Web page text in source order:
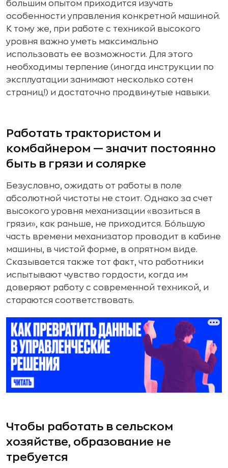
большим опытом приходится изучать
особенности управления конкретной машиной.
К тому же, при работе с техникой высокого
уровня важно уметь максимально
использовать ее возможности. Для этого
необходимы терпение (иногда инструкции по
эксплуатации занимают несколько сотен
страниц!) и достаточно продвинутые навыки.
Работать трактористом и
комбайнером — значит постоянно
быть в грязи и солярке
Безусловно, ожидать от работы в поле
абсолютной чистоты не стоит. Однако за счет
высокого уровня механизации «возиться в
грязи», как раньше, не приходится. Бо́льшую
часть времени механизатор проводит в кабине
машины, в чистой форме, в опрятном виде.
Сказывается также тот факт, что работники
испытывают чувство гордости, когда им
доверяют работу с современной техникой, и
стараются соответствовать.
Чтобы работать в сельском
хозяйстве, образование не
требуется